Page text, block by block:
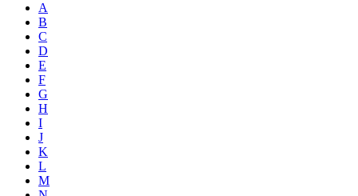
A
B
C
D
E
F
G
H
I
J
K
L
M